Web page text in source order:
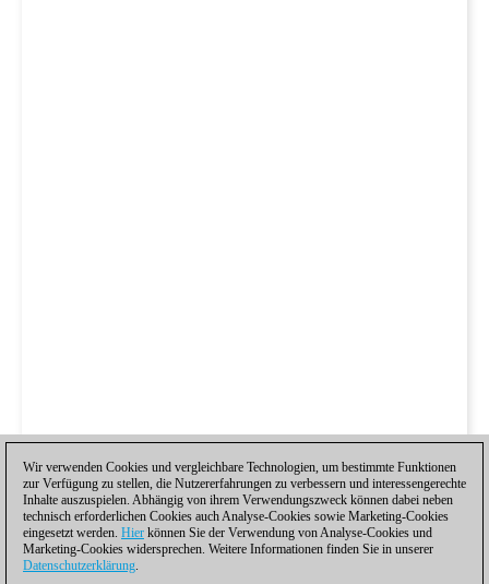
Wir verwenden Cookies und vergleichbare Technologien, um bestimmte Funktionen
zur Verfügung zu stellen, die Nutzererfahrungen zu verbessern und interessengerechte
Inhalte auszuspielen. Abhängig von ihrem Verwendungszweck können dabei neben
technisch erforderlichen Cookies auch Analyse-Cookies sowie Marketing-Cookies
eingesetzt werden. Hier können Sie der Verwendung von Analyse-Cookies und
Marketing-Cookies widersprechen. Weitere Informationen finden Sie in unserer
Datenschutzerklärung.